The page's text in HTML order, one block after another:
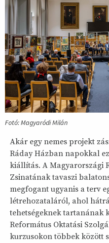
Fotó: Magyaródi Milán
Akár egy nemes projekt
Ráday Házban napokkal
kiállítás. A Magyarországi
Zsinatának tavaszi
megfogant ugyanis a terv
létrehozataláról, ahol
tehetségeknek tartanának
Református Oktatási
kurzusokon többek között